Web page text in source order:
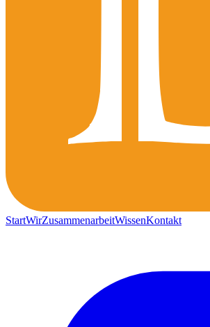
StartWirZusammenarbeitWissenKontakt